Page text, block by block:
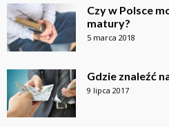
Czy w Polsce
matury?
5 marca 2018
Gdzie znaleźć
9 lipca 2017